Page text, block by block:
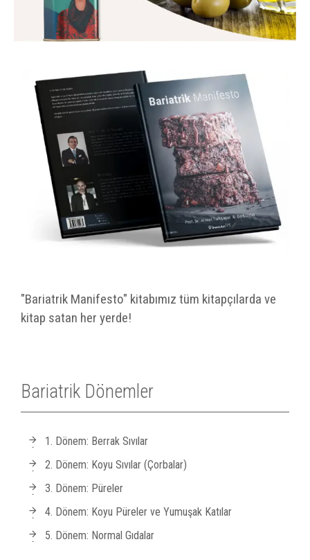
"Bariatrik Manifesto" kitabımız tüm kitapçılarda ve
kitap satan her yerde!
Bariatrik Dönemler
1. Dönem: Berrak Sıvılar
2. Dönem: Koyu Sıvılar (Çorbalar)
3. Dönem: Püreler
4. Dönem: Koyu Püreler ve Yumuşak Katılar
5. Dönem: Normal Gıdalar